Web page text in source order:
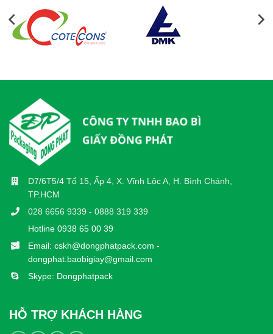
D7/6T5/4 Tổ 15, Ấp 4, X. Vĩnh Lộc A, H. Bình Chánh,
TP.HCM
028 6656 9339 - 0888 319 339
Hotline 0938 65 00 39
Email: cskh@dongphatpack.com -
dongphat.baobigiay@gmail.com
Skype: Dongphatpack
HỖ TRỢ KHÁCH HÀNG